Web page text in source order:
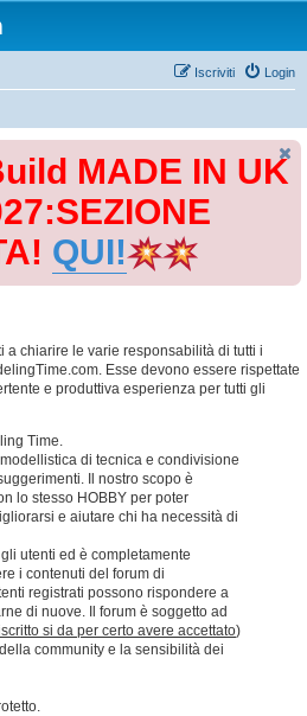
Login
Iscriviti
MADE IN UK
QUI!
a chiarire le varie responsabilità di tutti i
Esse devono essere rispettate
e produttiva esperienza per tutti gli
Time.
di tecnica e condivisione
Il nostro scopo è
lo stesso HOBBY per poter
e aiutare chi ha necessità di
utenti ed è completamente
i contenuti del forum di
registrati possono rispondere a
di nuove. Il forum è soggetto ad
si da per certo avere accettato)
community e la sensibilità dei